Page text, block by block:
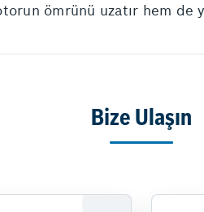
ömrünü uzatır hem
Bize Ulaşın